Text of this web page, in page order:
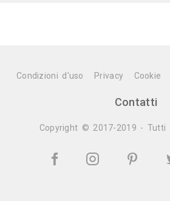
Condizioni d'uso Privacy Cookie
Contatti
Copyright © 2017-2019 - Tutti